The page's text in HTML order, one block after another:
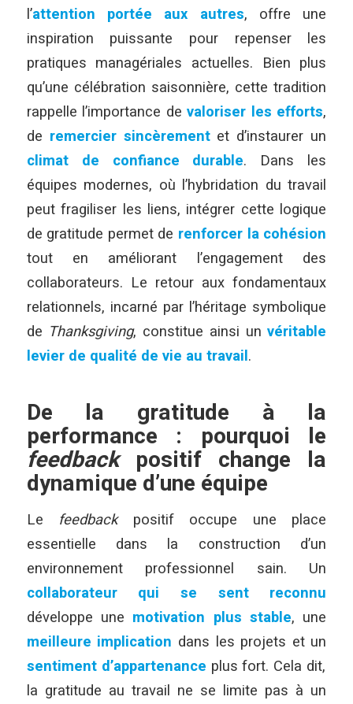
l’attention portée aux autres, offre une
inspiration puissante pour repenser les
pratiques managériales actuelles. Bien plus
qu’une célébration saisonnière, cette tradition
rappelle l’importance devaloriser les efforts,
de remercier sincèrementet d’instaurer un
climat de confiance durable. Dans les
équipes modernes, où l’hybridation du travail
peut fragiliser les liens, intégrer cette logique
de gratitude permet de renforcer la cohésion
tout en améliorant l’engagement des
collaborateurs. Le retour aux fondamentaux
relationnels, incarné par l’héritage symbolique
de Thanksgiving, constitue ainsi unvéritable
levier de qualité de vie au travail.
De la gratitude à la
performance : pourquoi le
feedbackpositif change la
dynamique d’une équipe
Le feedbackpositif occupe une place
essentielle dans la construction d’un
environnement professionnel sain. Un
collaborateur qui se sent reconnu
développe une motivation plus stable, une
meilleure implication dans les projets et un
sentiment d’appartenance plus fort. Cela dit,
la gratitude au travail ne se limite pas à un